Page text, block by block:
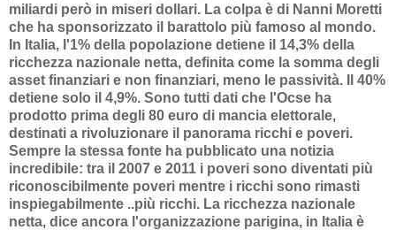
miliardi però in miseri dollari. La colpa è di Nanni Moretti
che ha sponsorizzato il barattolo più famoso al mondo.
In Italia, l'1% della popolazione detiene il 14,3% della
ricchezza nazionale netta, definita come la somma degli
asset finanziari e non finanziari, meno le passività. Il 40%
detiene solo il 4,9%. Sono tutti dati che l'Ocse ha
prodotto prima degli 80 euro di mancia elettorale,
destinati a rivoluzionare il panorama ricchi e poveri.
Sempre la stessa fonte ha pubblicato una notizia
incredibile: tra il 2007 e 2011 i poveri sono diventati più
riconoscibilmente poveri mentre i ricchi sono rimasti
inspiegabilmente ..più ricchi. La ricchezza nazionale
netta, dice ancora l'organizzazione parigina, in Italia è